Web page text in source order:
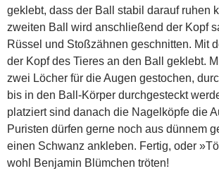
geklebt, dass der Ball stabil darauf ruhen
zweiten Ball wird anschließend der Kopf
Rüssel und Stoßzähnen geschnitten. Mit
der Kopf des Tieres an den Ball geklebt.
zwei Löcher für die Augen gestochen,
bis in den Ball-Körper durchgesteckt
platziert sind danach die Nagelköpfe die
Puristen dürfen gerne noch aus dünnem
einen Schwanz ankleben. Fertig, oder
wohl Benjamin Blümchen tröten!